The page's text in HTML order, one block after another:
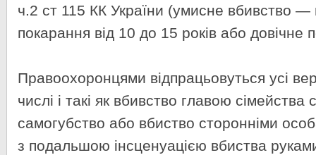
ч.2 ст 115 КК України (умисне вбивство
покарання від 10 до 15 років або довічне
Правоохоронцями відпрацьовуться усі
числі і такі як вбивство главою сімейства
самогубство або вбиство сторонніми
з подальшою інсценуацією вбиства